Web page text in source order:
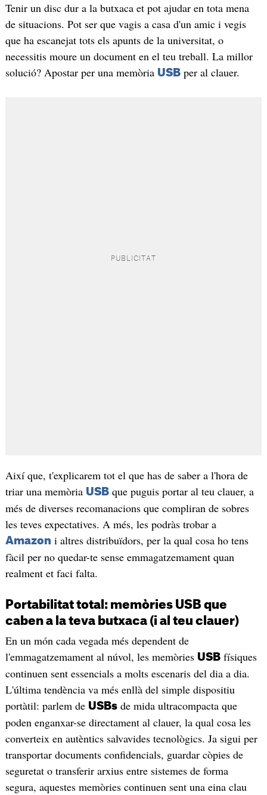
Tenir un disc dur a la butxaca et pot ajudar en tota mena
de situacions. Pot ser que vagis a casa d'un amic i vegis
que ha escanejat tots els apunts de la universitat, o
necessitis moure un document en el teu treball. La millor
solució? Apostar per una memòria USBper al clauer.
Així que, t'explicarem tot el que has de saber a l'hora de
triar una memòria USBque puguis portar al teu clauer, a
més de diverses recomanacions que compliran de sobres
les teves expectatives. A més, les podràs trobar a
Amazon i altres distribuïdors, per la qual cosa ho tens
fàcil per no quedar-te sense emmagatzemament quan
realment et faci falta.
Portabilitat total: memòries USB que
caben a la teva butxaca (i al teu clauer)
En un món cada vegada més dependent de
l'emmagatzemament al núvol, les memòries USBfísiques
continuen sent essencials a molts escenaris del dia a dia.
L'última tendència va més enllà del simple dispositiu
portàtil: parlem de USBsde mida ultracompacta que
poden enganxar-se directament al clauer, la qual cosa les
converteix en autèntics salvavides tecnològics. Ja sigui per
transportar documents confidencials, guardar còpies de
seguretat o transferir arxius entre sistemes de forma
segura, aquestes memòries continuen sent una eina clau